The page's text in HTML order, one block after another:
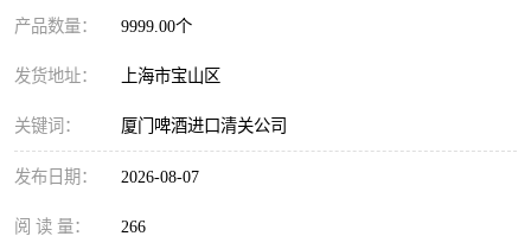
产品数量： 9999.00个
发货地址： 上海市宝山区
关键词： 厦门啤酒进口清关公司
发布日期： 2026-08-07
阅 读 量： 266